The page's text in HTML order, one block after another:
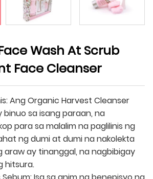
Wash At Scrub
Face Cleanser
Ang Organic Harvest Cleanser
binuo sa isang paraan, na
para sa malalim na paglilinis ng
ng dumi at dumi na nakolekta
araw ay tinanggal, na nagbibigay
hitsura.